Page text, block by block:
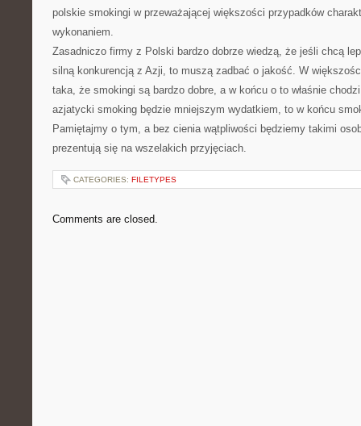
polskie smokingi w przeważającej większości przypadków
wykonaniem.
Zasadniczo firmy z Polski bardzo dobrze wiedzą, że jeśli chcą
silną konkurencją z Azji, to muszą zadbać o jakość. W
taka, że smokingi są bardzo dobre, a w końcu o to właśnie
azjatycki smoking będzie mniejszym wydatkiem, to w końcu
Pamiętajmy o tym, a bez cienia wątpliwości będziemy takimi
prezentują się na wszelakich przyjęciach.
CATEGORIES: FILETYPES
Comments are closed.